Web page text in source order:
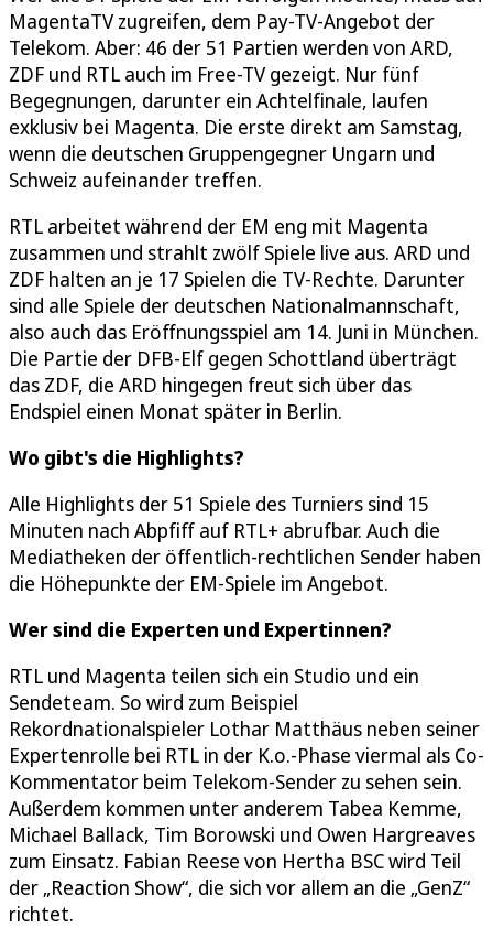
MagentaTV zugreifen, dem Pay-TV-Angebot der
Telekom. Aber: 46 der 51 Partien werden von ARD,
ZDF und RTL auch im Free-TV gezeigt. Nur fünf
Begegnungen, darunter ein Achtelfinale, laufen
exklusiv bei Magenta. Die erste direkt am Samstag,
wenn die deutschen Gruppengegner Ungarn und
Schweiz aufeinander treffen.
RTL arbeitet während der EM eng mit Magenta
zusammen und strahlt zwölf Spiele live aus. ARD und
ZDF halten an je 17 Spielen die TV-Rechte. Darunter
sind alle Spiele der deutschen Nationalmannschaft,
also auch das Eröffnungsspiel am 14. Juni in München.
Die Partie der DFB-Elf gegen Schottland überträgt
das ZDF, die ARD hingegen freut sich über das
Endspiel einen Monat später in Berlin.
Wo gibt's die Highlights?
Alle Highlights der 51 Spiele des Turniers sind 15
Minuten nach Abpfiff auf RTL+ abrufbar. Auch die
Mediatheken der öffentlich-rechtlichen Sender haben
die Höhepunkte der EM-Spiele im Angebot.
Wer sind die Experten und Expertinnen?
RTL und Magenta teilen sich ein Studio und ein
Sendeteam. So wird zum Beispiel
Rekordnationalspieler Lothar Matthäus neben seiner
Expertenrolle bei RTL in der K.o.-Phase viermal als Co-
Kommentator beim Telekom-Sender zu sehen sein.
Außerdem kommen unter anderem Tabea Kemme,
Michael Ballack, Tim Borowski und Owen Hargreaves
zum Einsatz. Fabian Reese von Hertha BSC wird Teil
der „Reaction Show“, die sich vor allem an die „GenZ“
richtet.